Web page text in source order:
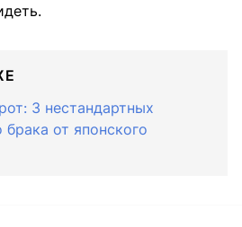
3 нестандартных
брака от японского